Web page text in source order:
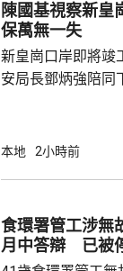
往沙田的路線E42
駕駛職務，派員到
方調查事故原因。
陳國基視察新
保萬無一失
新皇崗口岸即將竣
安局長鄧炳強陪同
跨部門工作小組，
蓋約20個類別、
測試，循序漸進提
後即時跟進問題，
本地 2小時前
食環署管工涉無
月中答辯 已被